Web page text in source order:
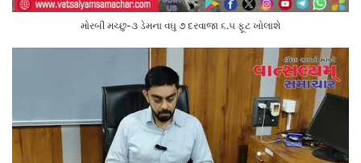
મોરબી મચ્છુ-૩ ડેમના વઘુ ૭ દરવાજા ૬.૫ ફૂટ ખોલાશે